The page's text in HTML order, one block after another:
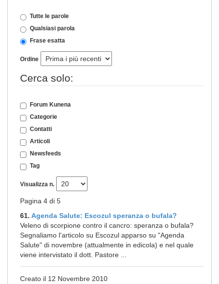
Tutte le parole
Qualsiasi parola
Frase esatta
Ordine
Cerca solo:
Forum Kunena
Categorie
Contatti
Articoli
Newsfeeds
Tag
Visualizza n.
Pagina 4 di 5
61. Agenda Salute: Escozul speranza o bufala?
Veleno di scorpione contro il cancro: speranza o bufala?
Segnaliamo l'articolo su Escozul apparso su "Agenda
Salute" di novembre (attualmente in edicola) e nel quale
viene intervistato il dott. Pastore ...
Creato il 12 Novembre 2010